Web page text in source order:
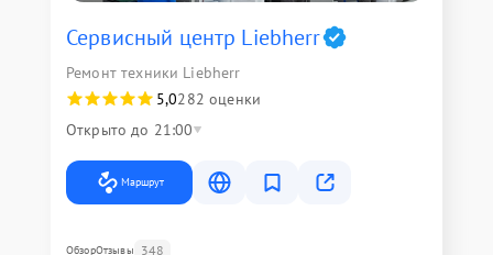
Сервисный центр Liebherr
Ремонт техники Liebherr
5,0282 оценки
Открыто до 21:00
Маршрут
ОбзорОтзывы 348